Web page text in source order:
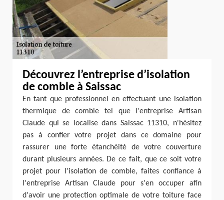
Découvrez l’entreprise d’isolation
de comble à Saissac
En tant que professionnel en effectuant une isolation
thermique de comble tel que l'entreprise Artisan
Claude qui se localise dans Saissac 11310, n'hésitez
pas à confier votre projet dans ce domaine pour
rassurer une forte étanchéité de votre couverture
durant plusieurs années. De ce fait, que ce soit votre
projet pour l'isolation de comble, faites confiance à
l'entreprise Artisan Claude pour s'en occuper afin
d'avoir une protection optimale de votre toiture face